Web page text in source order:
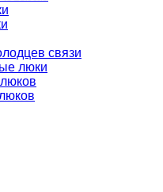
связи
люки